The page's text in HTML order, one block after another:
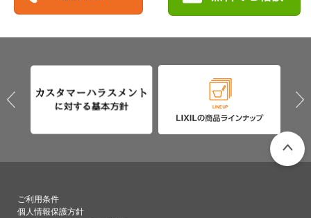
ご利用条件
個人情報保護方針